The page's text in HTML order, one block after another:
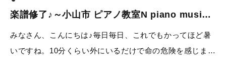
楽譜修了♪～小山市 ピアノ教室N piano musi…
みなさん、こんにちは♪毎日毎日、これでもかってほど暑
いですね。10分くらい外にいるだけで命の危険を感じま…